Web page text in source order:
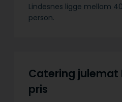
Lindesnes ligge mellom
person.
Catering julemat
pris